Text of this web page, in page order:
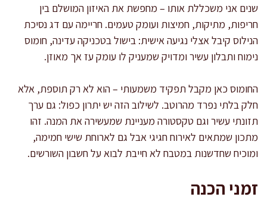
שנים אני משכללת אותו – מחפשת את האיזון המושלם בין
חריפות, מתיקות, חמיצות ועומק טעמים. חריימה עם דג נסיכת
הנילוס קיבל אצלי נגיעה אישית: בישול בטכניקה עדינה, חומוס
נימוח ותבלון עשיר ומדויק שמעניק לו עומק עז אך מאוזן.
החומוס כאן מקבל תפקיד משמעותי – הוא לא רק תוספת, אלא
חלק בלתי נפרד מהרוטב. לשילוב הזה יש יתרון כפול: גם ערך
תזונתי עשיר וגם טקסטורה מעניינת שמעשירה את המנה. זהו
מתכון שמתאים לאירוח חגיגי אבל גם לארוחת שישי חמימה,
ומוכיח שחדשנות במטבח לא חייבת לבוא על חשבון השורשים.
זמני הכנה